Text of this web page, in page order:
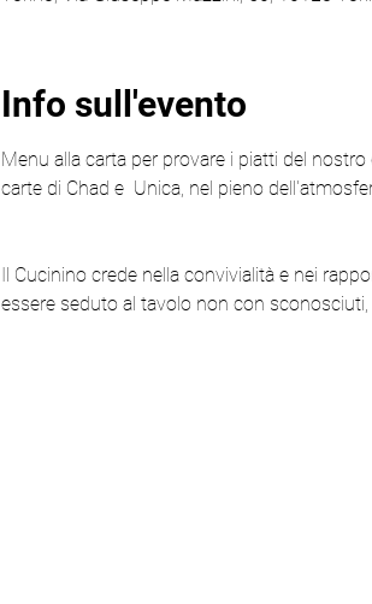
Info sull'evento
Menu alla carta per provare i piatti del
carte di Chad e  Unica, nel pieno
Il Cucinino crede nella convivialità e nei
essere seduto al tavolo non con